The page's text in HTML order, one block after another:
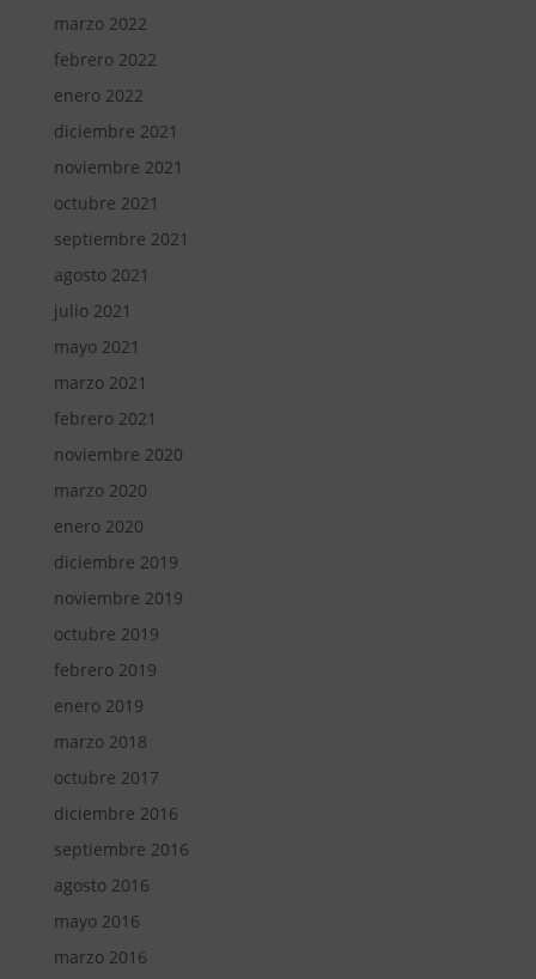
marzo 2022
febrero 2022
enero 2022
diciembre 2021
noviembre 2021
octubre 2021
septiembre 2021
agosto 2021
julio 2021
mayo 2021
marzo 2021
febrero 2021
noviembre 2020
marzo 2020
enero 2020
diciembre 2019
noviembre 2019
octubre 2019
febrero 2019
enero 2019
marzo 2018
octubre 2017
diciembre 2016
septiembre 2016
agosto 2016
mayo 2016
marzo 2016